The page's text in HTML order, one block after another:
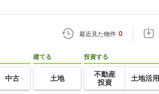
最近見た物件 0
中古
建てる
土地
投資する
不動産
投資
土地活用